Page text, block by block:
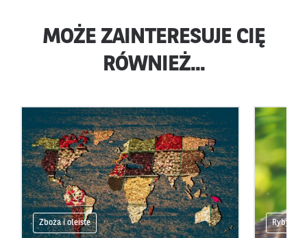
MOŻE ZAINTERESUJE CIĘ
RÓWNIEŻ...
Zboża i oleiste Ryby